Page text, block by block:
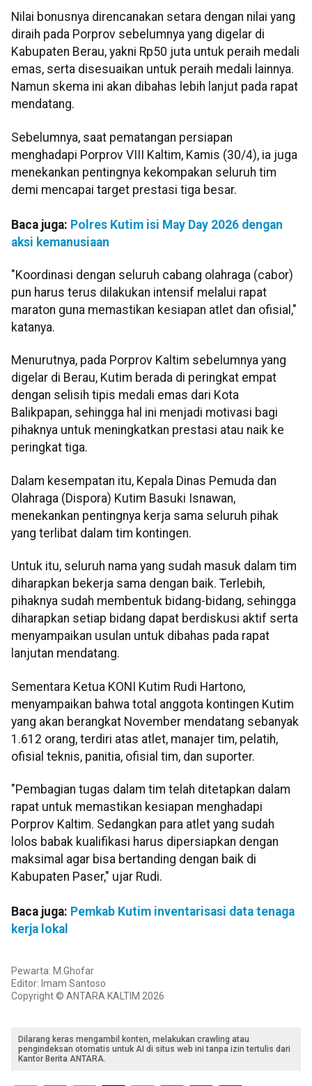
Nilai bonusnya direncanakan setara dengan nilai yang
diraih pada Porprov sebelumnya yang digelar di
Kabupaten Berau, yakni Rp50 juta untuk peraih medali
emas, serta disesuaikan untuk peraih medali lainnya.
Namun skema ini akan dibahas lebih lanjut pada rapat
mendatang.
Sebelumnya, saat pematangan persiapan
menghadapi Porprov VIII Kaltim, Kamis (30/4), ia juga
menekankan pentingnya kekompakan seluruh tim
demi mencapai target prestasi tiga besar.
Baca juga: Polres Kutim isi May Day 2026 dengan
aksi kemanusiaan
"Koordinasi dengan seluruh cabang olahraga (cabor)
pun harus terus dilakukan intensif melalui rapat
maraton guna memastikan kesiapan atlet dan ofisial,"
katanya.
Menurutnya, pada Porprov Kaltim sebelumnya yang
digelar di Berau, Kutim berada di peringkat empat
dengan selisih tipis medali emas dari Kota
Balikpapan, sehingga hal ini menjadi motivasi bagi
pihaknya untuk meningkatkan prestasi atau naik ke
peringkat tiga.
Dalam kesempatan itu, Kepala Dinas Pemuda dan
Olahraga (Dispora) Kutim Basuki Isnawan,
menekankan pentingnya kerja sama seluruh pihak
yang terlibat dalam tim kontingen.
Untuk itu, seluruh nama yang sudah masuk dalam tim
diharapkan bekerja sama dengan baik. Terlebih,
pihaknya sudah membentuk bidang-bidang, sehingga
diharapkan setiap bidang dapat berdiskusi aktif serta
menyampaikan usulan untuk dibahas pada rapat
lanjutan mendatang.
Sementara Ketua KONI Kutim Rudi Hartono,
menyampaikan bahwa total anggota kontingen Kutim
yang akan berangkat November mendatang sebanyak
1.612 orang, terdiri atas atlet, manajer tim, pelatih,
ofisial teknis, panitia, ofisial tim, dan suporter.
"Pembagian tugas dalam tim telah ditetapkan dalam
rapat untuk memastikan kesiapan menghadapi
Porprov Kaltim. Sedangkan para atlet yang sudah
lolos babak kualifikasi harus dipersiapkan dengan
maksimal agar bisa bertanding dengan baik di
Kabupaten Paser," ujar Rudi.
Baca juga: Pemkab Kutim inventarisasi data tenaga
kerja lokal
Pewarta: M.Ghofar
Editor: Imam Santoso
Copyright © ANTARA KALTIM 2026
Dilarang keras mengambil konten, melakukan crawling atau
pengindeksan otomatis untuk AI di situs web ini tanpa izin tertulis dari
Kantor Berita ANTARA.